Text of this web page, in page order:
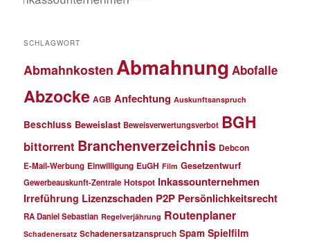
SCHLAGWORT
Abmahnkosten Abmahnung Abofalle
Abzocke AGB Anfechtung Auskunftsanspruch
Beschluss Beweislast Beweisverwertungsverbot BGH
bittorrent Branchenverzeichnis Debcon
E-Mail-Werbung Einwilligung EuGH Film Gesetzentwurf
Gewerbeauskunft-Zentrale Hotspot Inkassounternehmen
Irreführung Lizenzschaden P2P Persönlichkeitsrecht
RA Daniel Sebastian Regelverjährung Routenplaner
Schadenersatz Schadenersatzanspruch Spam Spielfilm